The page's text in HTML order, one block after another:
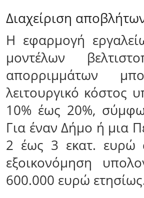
Διαχείριση
Η εφαρμογή
μοντέλων
απορριμμάτων
λειτουργικό κόστος
10% έως 20%,
Για έναν Δήμο ή μια
2 έως 3 εκατ. ευρώ
εξοικονόμηση
600.000 ευρώ